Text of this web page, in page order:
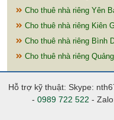
Cho thuê nhà riêng Yên
Cho thuê nhà riêng Kiên
Cho thuê nhà riêng Bình
Cho thuê nhà riêng
Hỗ trợ kỹ thuật: Skype:
- 0989 722 522 -